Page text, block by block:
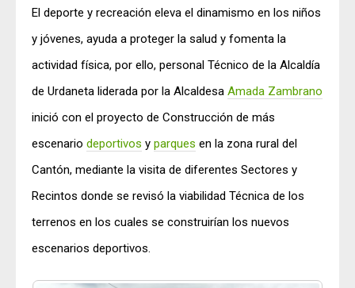
El deporte y recreación eleva el dinamismo en los niños
y jóvenes, ayuda a proteger la salud y fomenta la
actividad física, por ello, personal Técnico de la Alcaldía
de Urdaneta liderada por la Alcaldesa Amada Zambrano
inició con el proyecto de Construcción de más
escenario deportivos y parques en la zona rural del
Cantón, mediante la visita de diferentes Sectores y
Recintos donde se revisó la viabilidad Técnica de los
terrenos en los cuales se construirían los nuevos
escenarios deportivos.